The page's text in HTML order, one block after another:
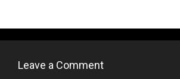
Leave a Comment